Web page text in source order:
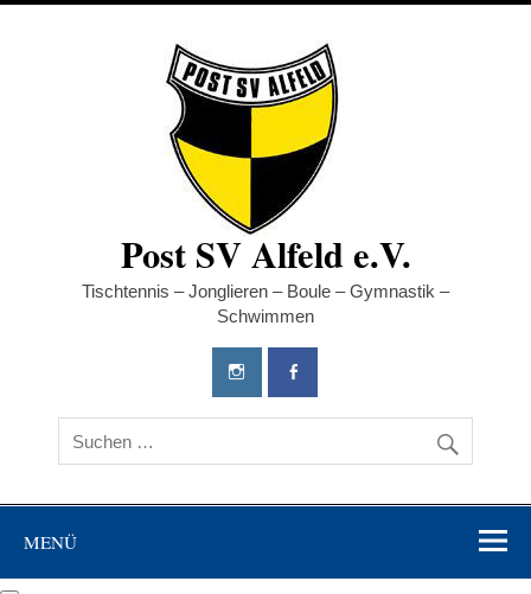
Post SV Alfeld e.V.
Tischtennis – Jonglieren – Boule – Gymnastik –
Schwimmen
MENÜ